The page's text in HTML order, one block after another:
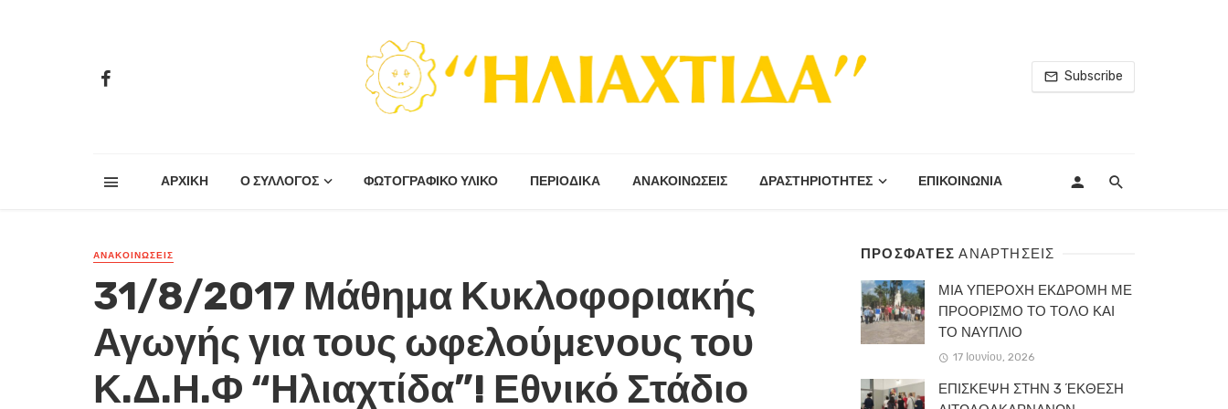
Subscribe
ΑΡΧΙΚΗ Ο ΣΥΛΛΟΓΟΣ ΦΩΤΟΓΡΑΦΙΚΟ ΥΛΙΚΟ ΠΕΡΙΟΔΙΚΆ ΑΝΑΚΟΙΝΩΣΕΙΣ ΔΡΑΣΤΗΡΙΟΤΗΤΕΣ ΕΠΙΚΟΙΝΩΝΙΑ
ΑΝΑΚΟΙΝΏΣΕΙΣ
31/8/2017 Μάθημα Κυκλοφοριακής
Αγωγής για τους ωφελούμενους του
Κ.Δ.Η.Φ “Ηλιαχτίδα”! Εθνικό Στάδιο
ΠΡΟΣΦΑΤΕΣΑΝΑΡΤΗΣΕΙΣ
ΜΙΑ ΥΠΕΡΟΧΗ ΕΚΔΡΟΜΗ ΜΕ
ΠΡΟΟΡΙΣΜΟ ΤΟ ΤΟΛΟ ΚΑΙ
ΤΟ ΝΑΥΠΛΙΟ
17 Ιουνίου, 2026
ΕΠΙΣΚΕΨΗ ΣΤΗΝ 3 ΈΚΘΕΣΗ